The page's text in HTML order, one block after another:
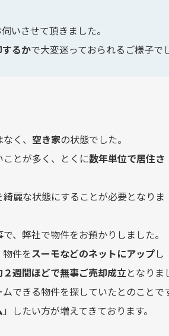
いさせて頂きました。
るかで大変迷っておられるご様子で
く、 空き家の状態でした。
とが多く、とくに数年単位で居住さ
麗な状態にすることが必要となりま
、弊社で物件をお預かりしました。
件をスーモなどのネットにアップし
２週間ほどで無事ご売却成立となりま
できる物件を探していたとのことで
」したい方が増えてきております。